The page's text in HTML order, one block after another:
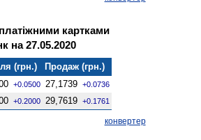
картками
на 27.05.2020
(грн.)
Продаж (грн.)
+0.0500 27,1739 +0.0736
+0.2000 29,7619 +0.1761
конвертер